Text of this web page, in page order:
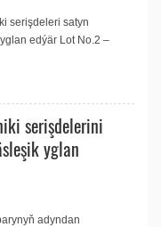
serişdeleri satyn
edýär Lot No.2 –
serişdelerini
yglan
adyndan